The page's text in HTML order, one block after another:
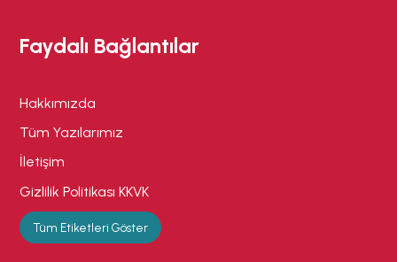
Faydalı Bağlantılar
Hakkımızda
Tüm Yazılarımız
İletişim
Gizlilik Politikası KKVK
Tüm Etiketleri Göster